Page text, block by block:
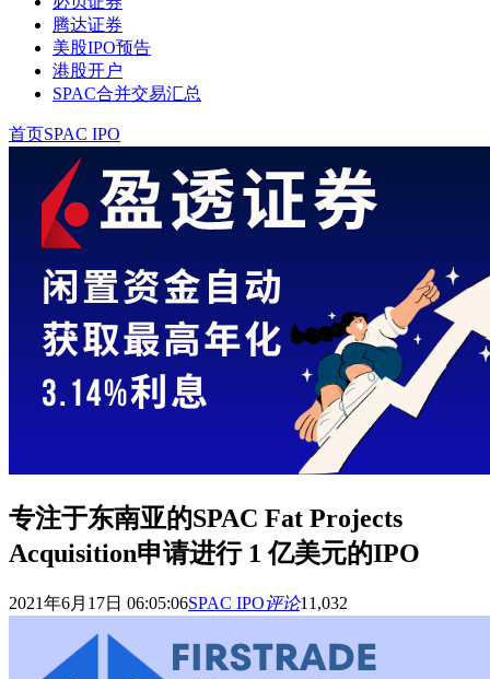
腾达证券
美股IPO预告
港股开户
SPAC合并交易汇总
首页SPAC IPO
专注于东南亚的SPAC Fat Projects
Acquisition申请进行 1 亿美元的IPO
2021年6月17日 06:05:06SPAC IPO评论11,032